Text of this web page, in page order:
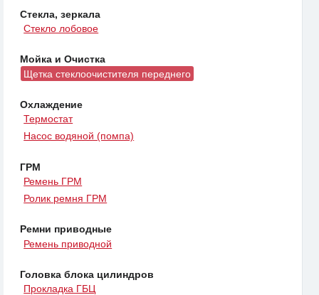
Стекла, зеркала
Стекло лобовое
Мойка и Очистка
Щетка стеклоочистителя переднего
Охлаждение
Термостат
Насос водяной (помпа)
ГРМ
Ремень ГРМ
Ролик ремня ГРМ
Ремни приводные
Ремень приводной
Головка блока цилиндров
Прокладка ГБЦ